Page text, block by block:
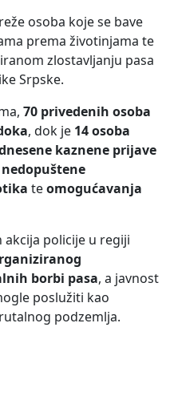
osoba koje se bave
prema životinjama te
zlostavljanju pasa
Srpske.
70 privedenih osoba
, dok je 14 osoba
kaznene prijave
nedopuštene
teomogućavanja
akcija policije u regiji
borbi pasa, a javnost
poslužiti kao
podzemlja.